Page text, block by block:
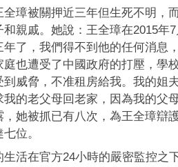
璋被關押近三年但生死不明，
親戚。她說：王全璋在2015年
了，我們得不到他的任何消息
也遭受了中國政府的打壓，學
威脅，不准租房給我。我的姐
的老父母回老家，因為我的父
她被抓已有八次，為王全璋辯
位。
活在官方24小時的嚴密監控之